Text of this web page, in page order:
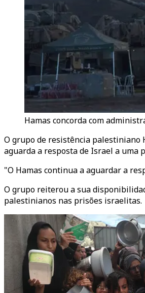
Hamas concorda com
O grupo de resistência palestiniano
aguarda a resposta de Israel a uma
"O Hamas continua a aguardar a
O grupo reiterou a sua
palestinianos nas prisões israelitas.